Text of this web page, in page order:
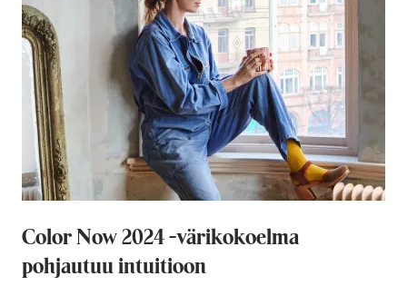
Color Now 2024 -värikokoelma
pohjautuu intuitioon